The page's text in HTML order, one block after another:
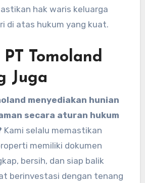
hak waris keluarga
di atas hukum yang kuat.
Tomoland
Juga
menyediakan hunian
secara aturan hukum
Kami selalu memastikan
memiliki dokumen
bersih, dan siap balik
berinvestasi dengan tenang